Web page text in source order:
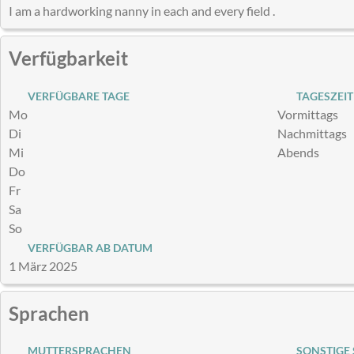
I am a hardworking nanny in each and every field .
Verfügbarkeit
VERFÜGBARE TAGE
Mo
Di
Mi
Do
Fr
Sa
So
TAGESZEIT
Vormittags
Nachmittags
Abends
VERFÜGBAR AB DATUM
1 März 2025
Sprachen
MUTTERSPRACHEN SONSTIGE